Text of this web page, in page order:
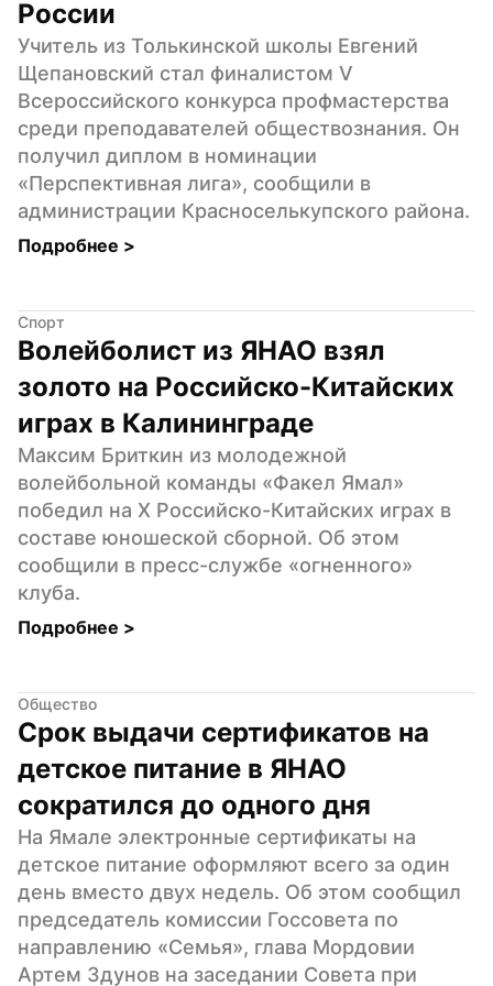
России
Учитель из Толькинской школы Евгений
Щепановский стал финалистом V
Всероссийского конкурса профмастерства
среди преподавателей обществознания. Он
получил диплом в номинации
«Перспективная лига», сообщили в
администрации Красноселькупского района.
Подробнее >
Спорт
Волейболист из ЯНАО взял
золото на Российско-Китайских
играх в Калининграде
Максим Бриткин из молодежной
волейбольной команды «Факел Ямал»
победил на X Российско-Китайских играх в
составе юношеской сборной. Об этом
сообщили в пресс-службе «огненного»
клуба.
Подробнее >
Общество
Срок выдачи сертификатов на
детское питание в ЯНАО
сократился до одного дня
На Ямале электронные сертификаты на
детское питание оформляют всего за один
день вместо двух недель. Об этом сообщил
председатель комиссии Госсовета по
направлению «Семья», глава Мордовии
Артем Здунов на заседании Совета при